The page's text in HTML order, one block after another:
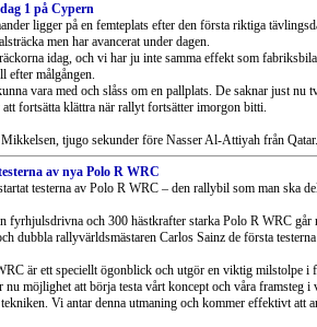
1 på Cypern
ligger på en femteplats efter den första riktiga
men har avancerat under dagen.
idag, och vi har ju inte samma effekt som
efter målgången.
vara med och slåss om en pallplats. De saknar just nu
att fortsätta klättra när rallyt fortsätter imorgon bitti.
tjugo sekunder före Nasser Al-Attiyah från
av nya Polo R WRC
testerna av Polo R WRC – den rallybil som man ska
fyrhjulsdrivna och 300 hästkrafter starka Polo R WRC
dubbla rallyvärldsmästaren Carlos Sainz de första
är ett speciellt ögonblick och utgör en viktig milstolpe
möjlighet att börja testa vårt koncept och våra framsteg
Vi antar denna utmaning och kommer effektivt